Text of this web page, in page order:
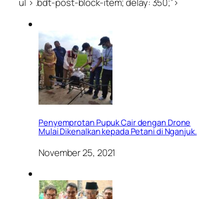
Penyemprotan Pupuk Cair dengan Drone
Mulai Dikenalkan kepada Petani di Nganjuk.
November 25, 2021